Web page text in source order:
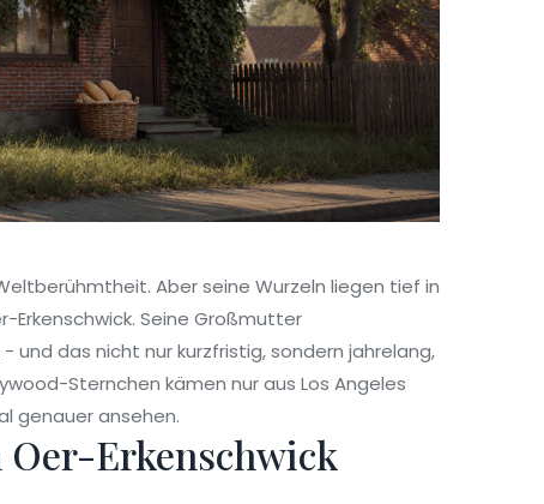
Aber seine Wurzeln liegen tief in
Erkenschwick. Seine Großmutter
das nicht nur kurzfristig, sondern jahrelang,
Sternchen kämen nur aus Los Angeles
genauer ansehen.
Erkenschwick